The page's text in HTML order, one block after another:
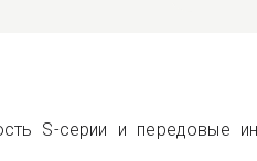
S-серии и передовые